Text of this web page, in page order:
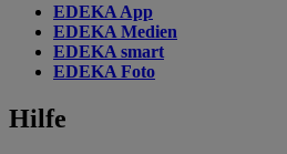
EDEKA App
EDEKA Medien
EDEKA smart
EDEKA Foto
Hilfe